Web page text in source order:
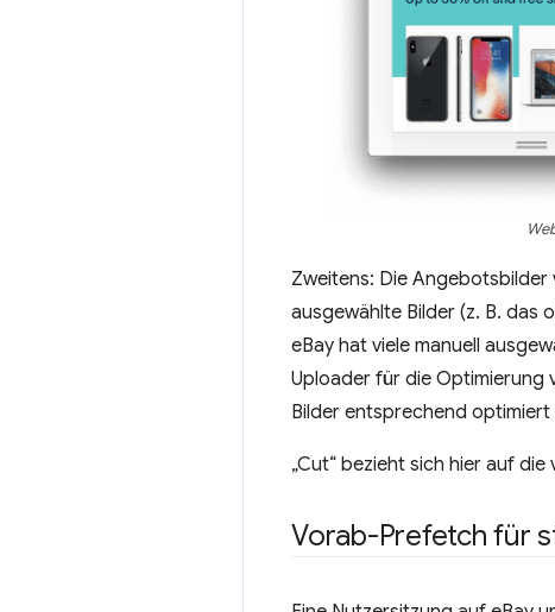
Zweitens: Die
ausgewählte Bilder (z. B. das
eBay hat viele manuell
Uploader für die Optimierung
Bilder entsprechend optimiert
„Cut“ bezieht sich hier auf
Vorab-Prefetch für